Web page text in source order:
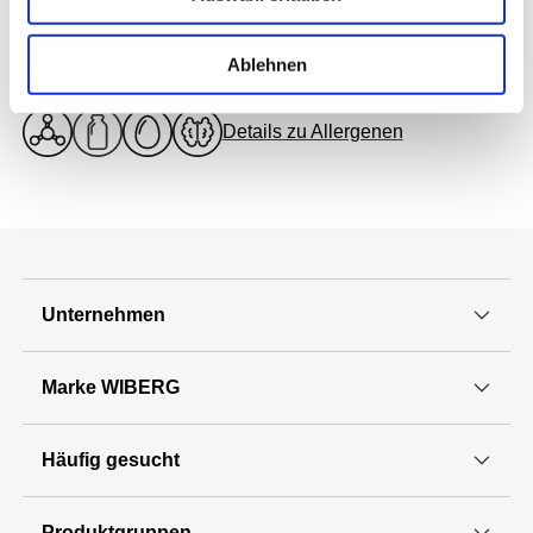
Ablehnen
Allergene Bestandteile
Details zu Allergenen
Unternehmen
Marke WIBERG
Häufig gesucht